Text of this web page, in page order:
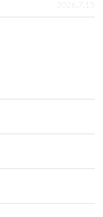
2026.7.15